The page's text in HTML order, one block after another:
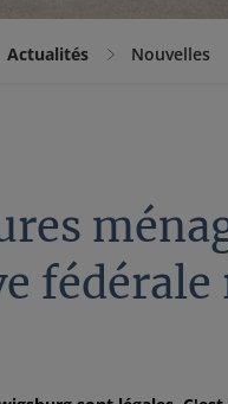
Actualités Nouvelles
fédérale